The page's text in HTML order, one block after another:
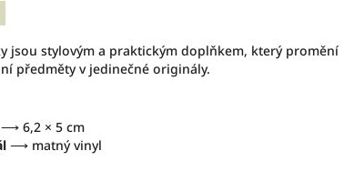
jsou stylovým a praktickým doplňkem, který promění
předměty v jedinečné originály.
6,2 × 5 cm
⟶ matný vinyl